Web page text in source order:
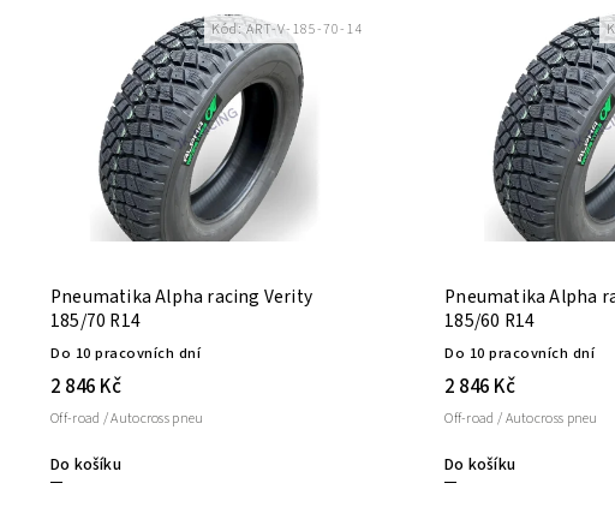
Pneumatika Alpha racing Verity
185/70 R14
Do 10 pracovních dní
2 846 Kč
Do košíku
Off-road / Autocross pneu
Kód:ART-V-185-70-14
Pneumatika Alpha
185/60 R14
Do 10 pracovních dní
2 846 Kč
Do košíku
Off-road / Autocross pneu